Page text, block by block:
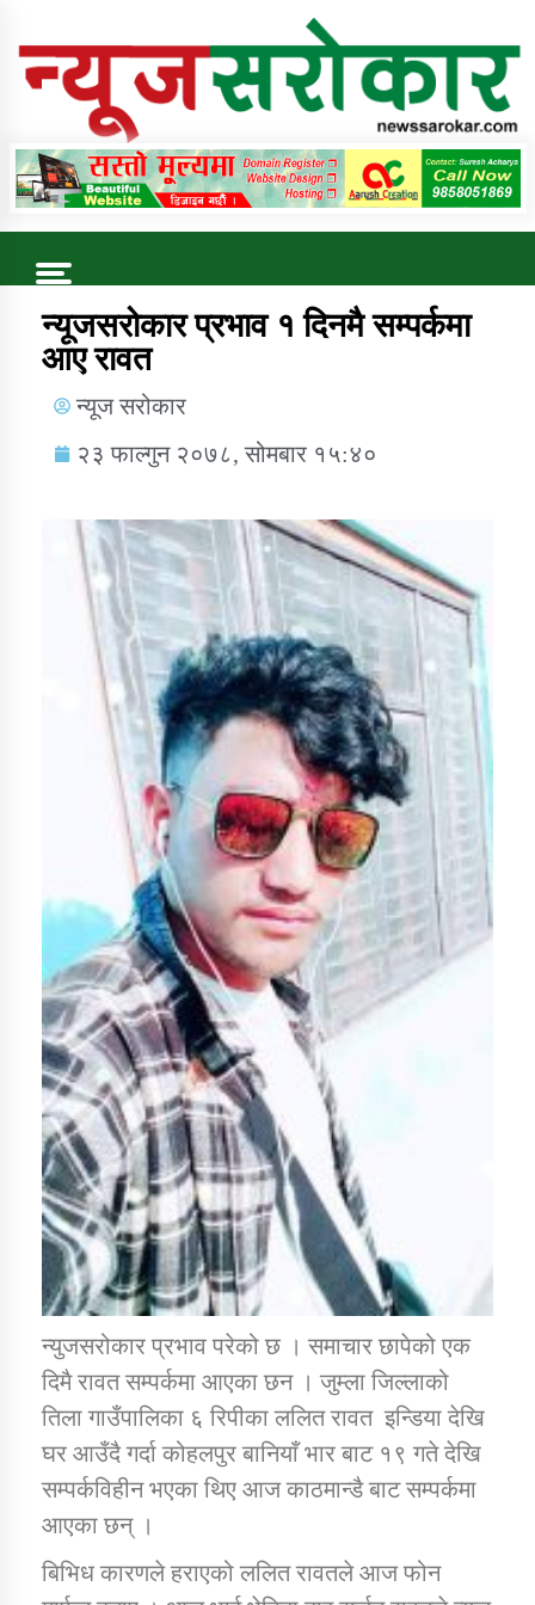
Online News Portal
Trending Now
कुषि बिकास कार्यालय जुम्ला सुचना सन्देश
डिभिजन कार्यालय जुम्लाको सुचना सन्देश
कर्णाली प्रविधि शिक्षालय जुम्लाको सुचना
सामाजिक बिकास कार्यालय जुम्लाकाे सुचना
कार्यक्रम कार्यान्वयन एकाई जुम्लाको सुचना
कर्णाली प्राविधि शिक्षालय जुम्लाको सुचना
न्यूजसरोकार प्रभाव १ दिनमै सम्पर्कमा
आए रावत
न्यूज सरोकार
२३ फाल्गुन २०७८, सोमबार १५:४०
न्युजसरोकार प्रभाव परेको छ । समाचार छापेको एक
दिमै रावत सम्पर्कमा आएका छन । जुम्ला जिल्लाको
तिला गाउँपालिका ६ रिपीका ललित रावत इन्डिया देखि
घर आउँदै गर्दा कोहलपुर बानियाँ भार बाट १९ गते देखि
सम्पर्कविहीन भएका थिए आज काठमान्डै बाट सम्पर्कमा
आएका छन् ।
बिभिध कारणले हराएको ललित रावतले आज फोन